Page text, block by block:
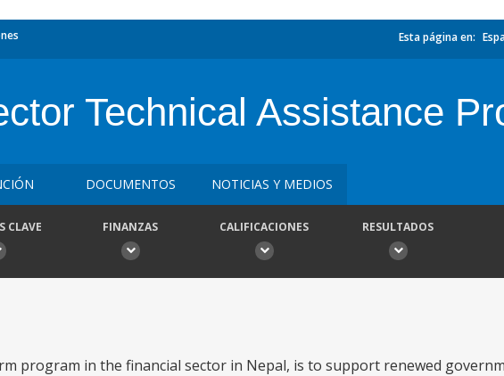
Esta página en:
Technical Assistance
DOCUMENTOS NOTICIAS Y MEDIOS
CLAVE FINANZAS CALIFICACIONES RESULTADOS
program in the financial sector in Nepal, is to support renewed